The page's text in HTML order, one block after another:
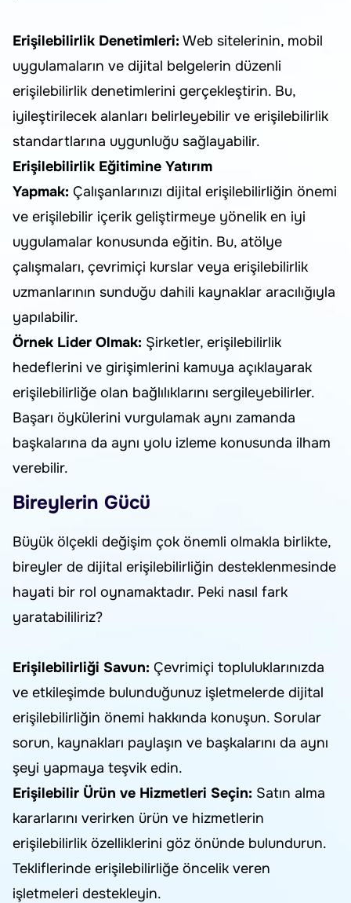
Erişilebilirlik Denetimleri: Web sitelerinin, mobil
uygulamaların ve dijital belgelerin düzenli
erişilebilirlik denetimlerini gerçekleştirin. Bu,
iyileştirilecek alanları belirleyebilir ve erişilebilirlik
standartlarına uygunluğu sağlayabilir.
Erişilebilirlik Eğitimine Yatırım
Yapmak: Çalışanlarınızı dijital erişilebilirliğin önemi
ve erişilebilir içerik geliştirmeye yönelik en iyi
uygulamalar konusunda eğitin. Bu, atölye
çalışmaları, çevrimiçi kurslar veya erişilebilirlik
uzmanlarının sunduğu dahili kaynaklar aracılığıyla
yapılabilir.
Örnek Lider Olmak: Şirketler, erişilebilirlik
hedeflerini ve girişimlerini kamuya açıklayarak
erişilebilirliğe olan bağlılıklarını sergileyebilirler.
Başarı öykülerini vurgulamak aynı zamanda
başkalarına da aynı yolu izleme konusunda ilham
verebilir.
Bireylerin Gücü
Büyük ölçekli değişim çok önemli olmakla birlikte,
bireyler de dijital erişilebilirliğin desteklenmesinde
hayati bir rol oynamaktadır. Peki nasıl fark
yaratabililiriz?
Erişilebilirliği Savun: Çevrimiçi topluluklarınızda
ve etkileşimde bulunduğunuz işletmelerde dijital
erişilebilirliğin önemi hakkında konuşun. Sorular
sorun, kaynakları paylaşın ve başkalarını da aynı
şeyi yapmaya teşvik edin.
Erişilebilir Ürün ve Hizmetleri Seçin: Satın alma
kararlarını verirken ürün ve hizmetlerin
erişilebilirlik özelliklerini göz önünde bulundurun.
Tekliflerinde erişilebilirliğe öncelik veren
işletmeleri destekleyin.